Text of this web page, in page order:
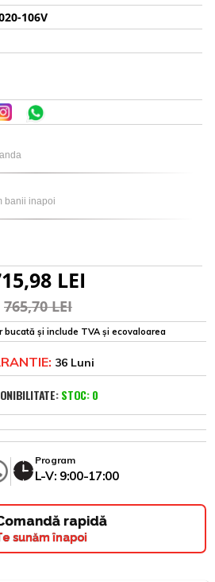
106V
banii inapoi
LEI
765,70 LEI
bucată și include TVA și ecovaloarea
36 Luni
STOC: 0
Program
L-V: 9:00-17:00
rapidă
sunăm înapoi